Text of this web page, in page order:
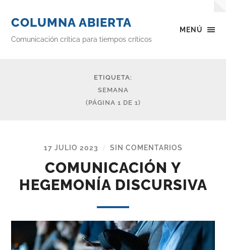
MENÚ
COLUMNA ABIERTA
Comunicación crítica para tiempos críticos
ETIQUETA:
SEMANA
(PÁGINA 1 DE 1)
17 JULIO 2023 / SIN COMENTARIOS
COMUNICACIÓN Y
HEGEMONÍA DISCURSIVA